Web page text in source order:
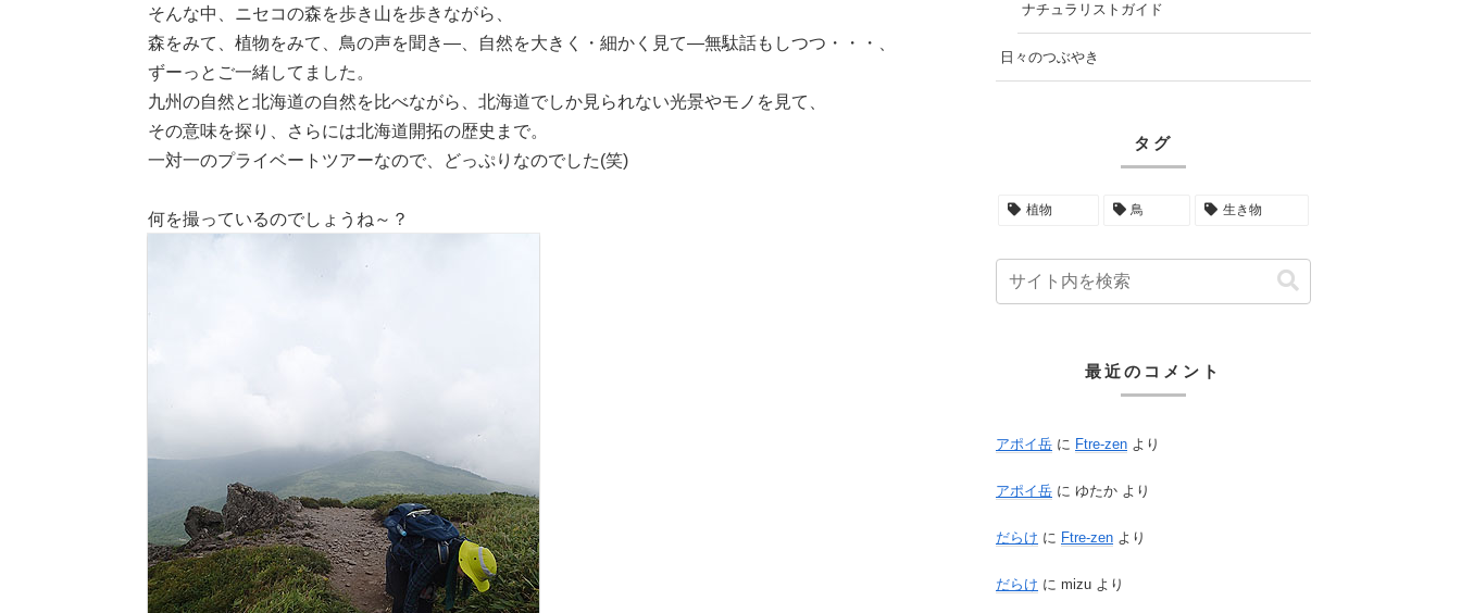
そんな中、ニセコの森を歩き山を歩きながら、
森をみて、植物をみて、鳥の声を聞き―、自然を大きく・細かく見て―無駄話もしつつ・・・、
ずーっとご一緒してました。
九州の自然と北海道の自然を比べながら、北海道でしか見られない光景やモノを見て、
その意味を探り、さらには北海道開拓の歴史まで。
一対一のプライベートツアーなので、どっぷりなのでした(笑)
何を撮っているのでしょうね～？
ナチュラリストガイド
日々のつぶやき
タグ
植物 鳥 生き物
最近のコメント
アポイ岳 に Ftre-zen より
アポイ岳 に ゆたか より
だらけ に Ftre-zen より
だらけ に mizu より